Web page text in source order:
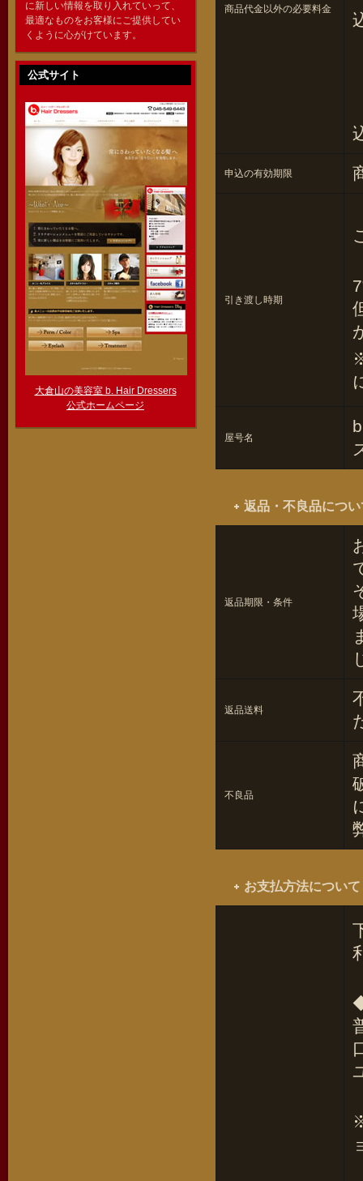
に新しい情報を取り入れていって、
最適なものをお客様にご提供してい
くように心がけています。
公式サイト
大倉山の美容室 b. Hair Dressers
公式ホームページ
商品代金以外の必要料金
申込の有効期限
引き渡し時期
屋号名
返品・不良品につい
返品期限・条件
返品送料
不良品
お支払方法について